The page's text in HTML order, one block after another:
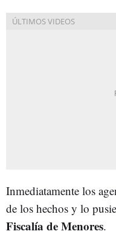
Inmediatamente los
de los hechos y lo
Fiscalía de Menores.